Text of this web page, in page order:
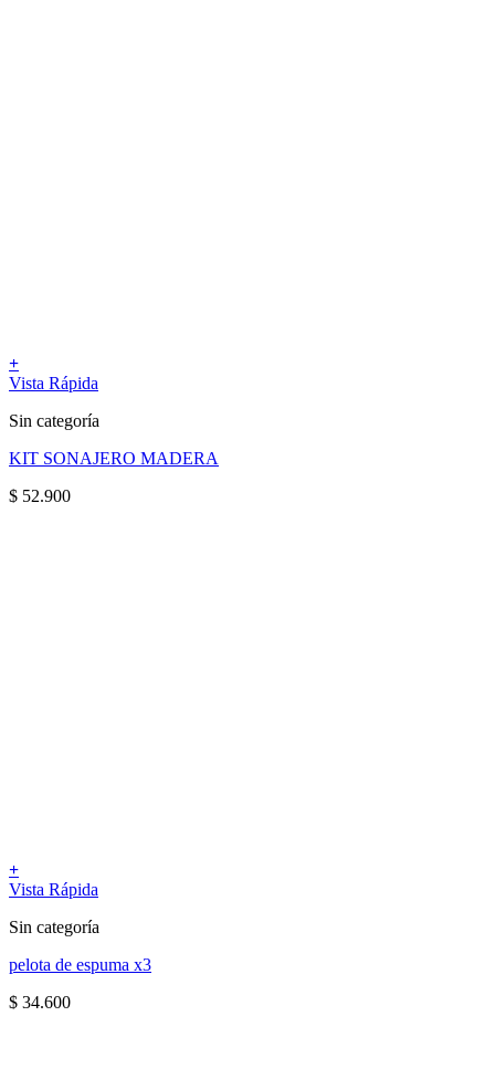
+
Vista Rápida
Sin categoría
KIT SONAJERO MADERA
$ 52.900
+
Vista Rápida
Sin categoría
pelota de espuma x3
$ 34.600